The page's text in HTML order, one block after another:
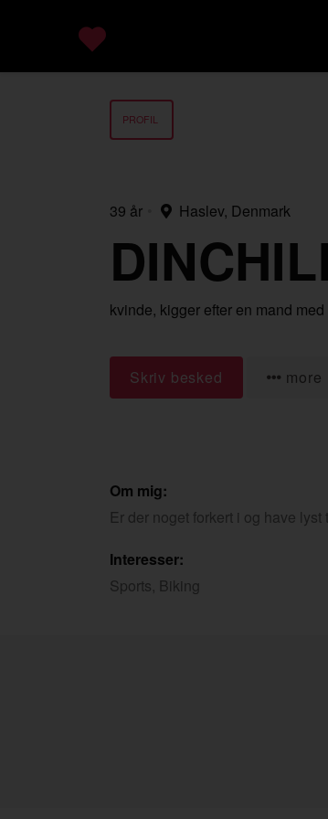
PROFIL
39 år Haslev, Denmark
kvinde, kigger efter en mand med
Skriv besked more
Om mig:
Er der noget forkert i og have lyst
Interesser:
Sports, Biking